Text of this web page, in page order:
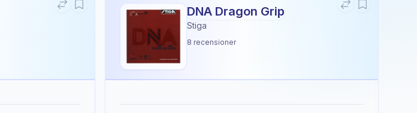
DNA Dragon Grip
Stiga
8 recensioner